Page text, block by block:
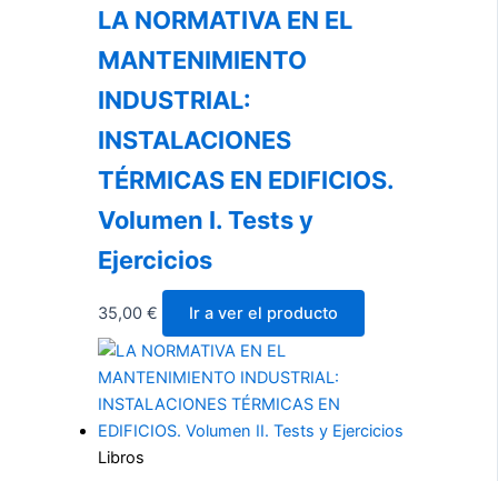
LA NORMATIVA EN EL
MANTENIMIENTO
INDUSTRIAL:
INSTALACIONES
TÉRMICAS EN EDIFICIOS.
Volumen I. Tests y
Ejercicios
35,00 € Ir a ver el producto
Libros